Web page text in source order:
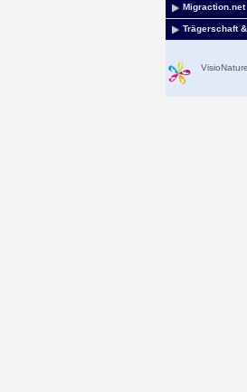
Migraction.net
Trägerschaft